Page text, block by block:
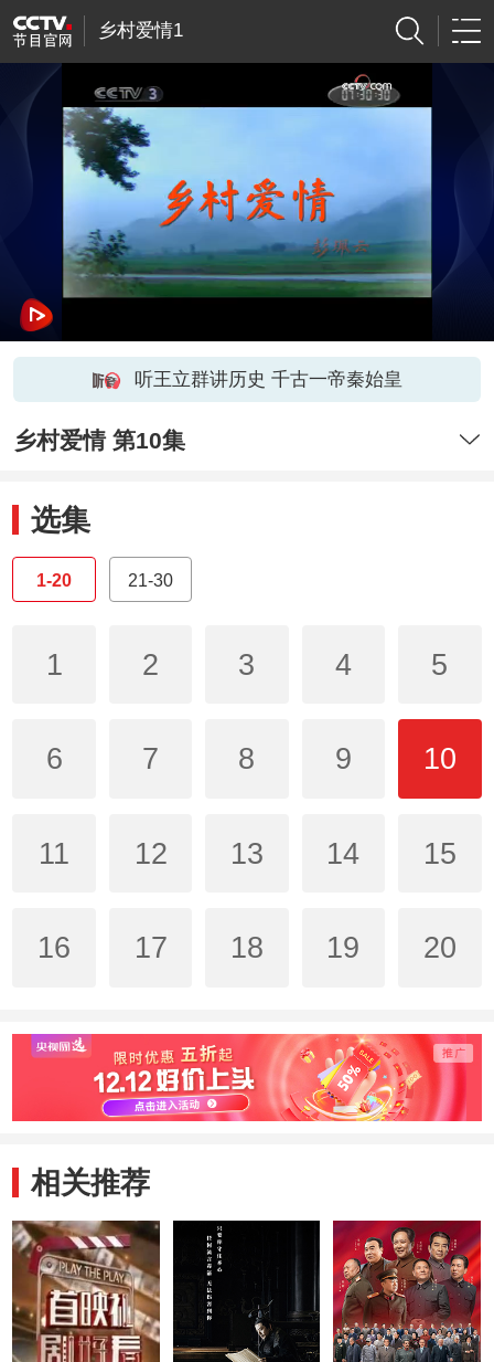
乡村爱情1
听王立群讲历史 千古一帝秦始皇
乡村爱情 第10集
选集
1-20 21-30
1 2 3 4 5
6 7 8 9 10
11 12 13 14 15
16 17 18 19 20
相关推荐